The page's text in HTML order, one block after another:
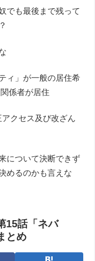
ア【出荷日更新・
でも最後まで残って
ィ」が一般の居住希
係者が居住
クセス及び改ざん
について決断できず
めるのかも言えな
15話「ネバ
とめ